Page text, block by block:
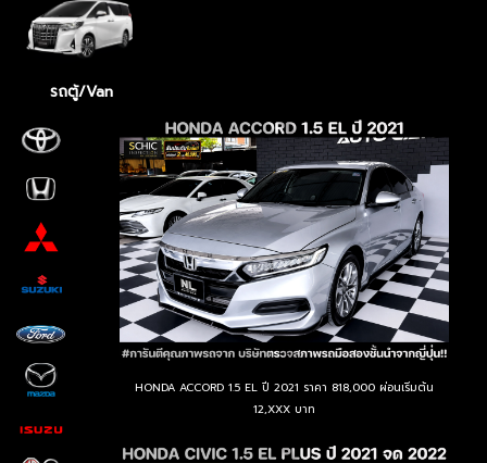
รถตู้/Van
HONDA ACCORD 1.5 EL ปี 2021 ราคา 818,000 ผ่อนเริ่มต้น
12,XXX บาท